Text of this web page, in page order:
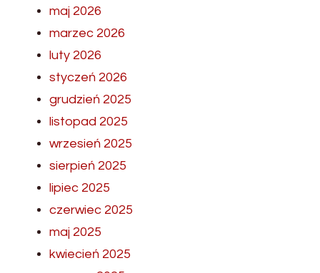
maj 2026
marzec 2026
luty 2026
styczeń 2026
grudzień 2025
listopad 2025
wrzesień 2025
sierpień 2025
lipiec 2025
czerwiec 2025
maj 2025
kwiecień 2025